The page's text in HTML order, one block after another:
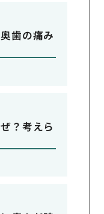
歯の痛み
？考えら